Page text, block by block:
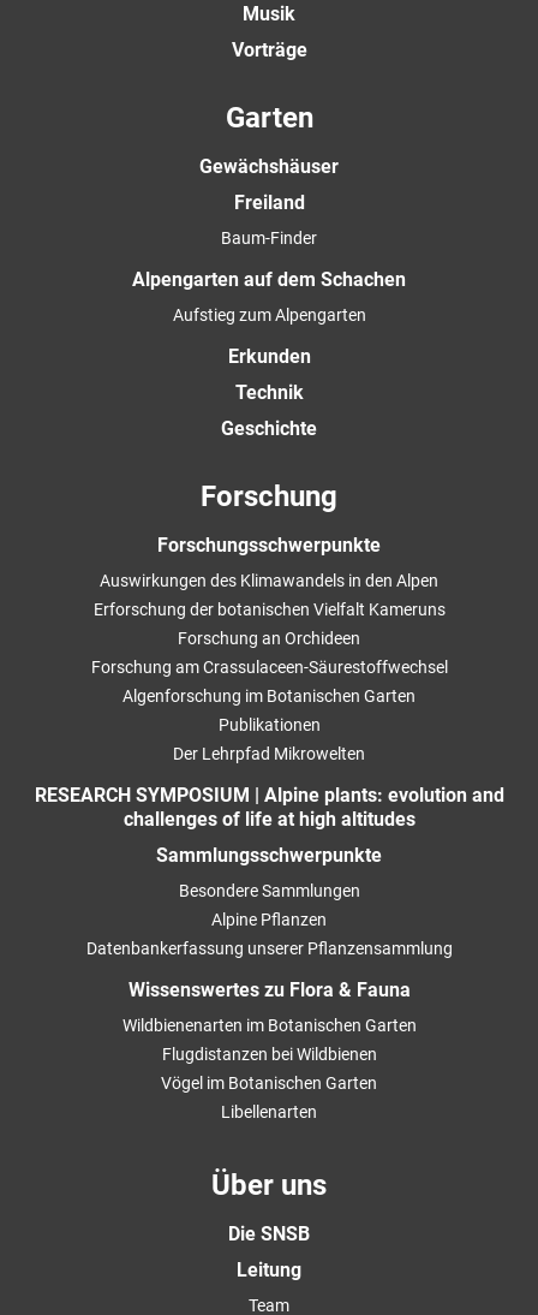
Musik
Vorträge
Garten
Gewächshäuser
Freiland
Baum-Finder
Alpengarten auf dem Schachen
Aufstieg zum Alpengarten
Erkunden
Technik
Geschichte
Forschung
Forschungsschwerpunkte
Auswirkungen des Klimawandels in den Alpen
Erforschung der botanischen Vielfalt Kameruns
Forschung an Orchideen
Forschung am Crassulaceen-Säurestoffwechsel
Algenforschung im Botanischen Garten
Publikationen
Der Lehrpfad Mikrowelten
RESEARCH SYMPOSIUM | Alpine plants: evolution and
challenges of life at high altitudes
Sammlungsschwerpunkte
Besondere Sammlungen
Alpine Pflanzen
Datenbankerfassung unserer Pflanzensammlung
Wissenswertes zu Flora & Fauna
Wildbienenarten im Botanischen Garten
Flugdistanzen bei Wildbienen
Vögel im Botanischen Garten
Libellenarten
Über uns
Die SNSB
Leitung
Team